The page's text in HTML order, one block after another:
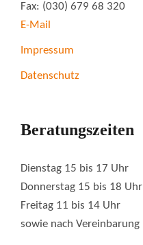
Fax: (030) 679 68 320
E-Mail
Impressum
Datenschutz
Beratungszeiten
Dienstag 15 bis 17 Uhr
Donnerstag 15 bis 18 Uhr
Freitag 11 bis 14 Uhr
sowie nach Vereinbarung